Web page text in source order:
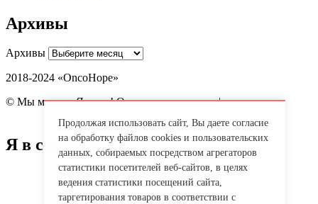
Архивы
Архивы
2018-2024 «OncoHope»
© Мы можем. Я могу! Онкология надежды |Политика обработки
Я в социальных сетях:
Продолжая использовать сайт, Вы даете согласие
на обработку файлов cookies и пользовательских
данных, собираемых посредством агрегаторов
статистики посетителей веб-сайтов, в целях
ведения статистики посещений сайта,
таргетирования товаров в соответствии с